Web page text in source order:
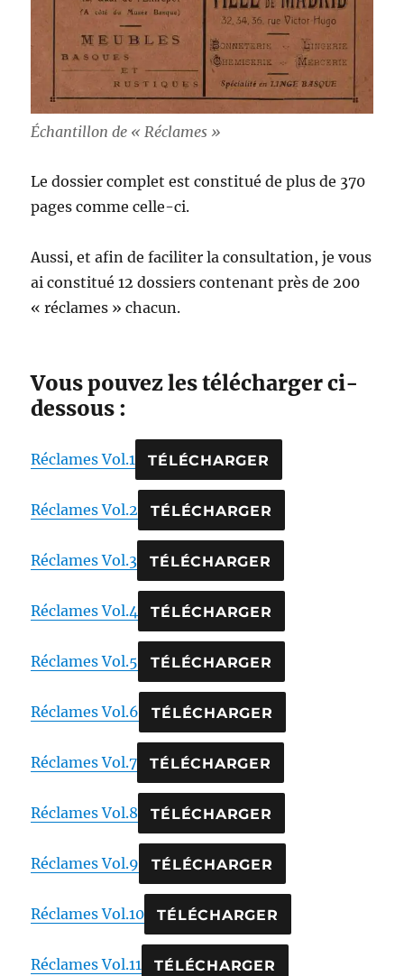
Échantillon de « Réclames »
Le dossier complet est constitué de plus de 370
pages comme celle-ci.
Aussi, et afin de faciliter la consultation, je vous
ai constitué 12 dossiers contenant près de 200
« réclames » chacun.
Vous pouvez les télécharger ci-
dessous :
Réclames Vol.1 TÉLÉCHARGER
Réclames Vol.2 TÉLÉCHARGER
Réclames Vol.3 TÉLÉCHARGER
Réclames Vol.4 TÉLÉCHARGER
Réclames Vol.5 TÉLÉCHARGER
Réclames Vol.6 TÉLÉCHARGER
Réclames Vol.7 TÉLÉCHARGER
Réclames Vol.8 TÉLÉCHARGER
Réclames Vol.9 TÉLÉCHARGER
Réclames Vol.10 TÉLÉCHARGER
Réclames Vol.11 TÉLÉCHARGER